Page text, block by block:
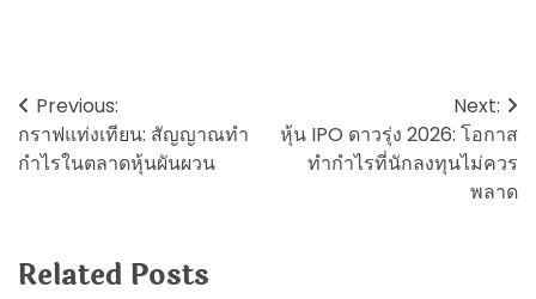
Post
navigation
Previous:
กราฟแท่งเทียน: สัญญาณทำ
กำไรในตลาดหุ้นผันผวน
Next:
หุ้น IPO ดาวรุ่ง 2026: โอกาส
ทำกำไรที่นักลงทุนไม่ควร
พลาด
Related Posts